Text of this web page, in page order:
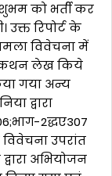
को भर्ती कर
रिपोर्ट के
विवेचना में
कथन लेख किये
गया अन्य
द्वारा
2द्धए307
उपरांत
अभियोजन